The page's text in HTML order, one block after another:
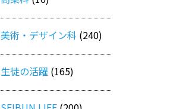
美術・デザイン科 (240)
生徒の活躍 (165)